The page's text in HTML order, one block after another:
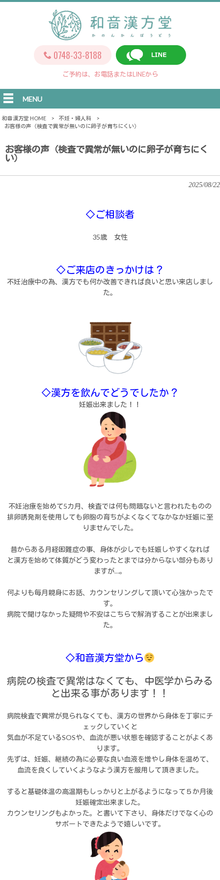
0748-33-8188
ご予約は、お電話またはLINEから
MENU
和音漢方堂 HOME > 不妊・婦人科
>
お客様の声（検査で異常が無いのに卵子が育ちにくい）
お客様の声（検査で異常が無いのに卵子が育ちにく
い）
2025/08/22
◇ご相談者
35歳 女性
◇ご来店のきっかけは？
不妊治療中の為、漢方でも何か改善できれば良いと思い来店しまし
た。
◇漢方を飲んでどうでしたか？
妊娠出来ました！！
不妊治療を始めて5カ月、検査では何も問題ないと言われたものの
排卵誘発剤を使用しても卵胞の育ちがよくなくてなかなか妊娠に至
りませんでした。
昔からある月経困難症の事、身体が少しでも妊娠しやすくなれば
と漢方を始めて体質がどう変わったとまでは分からない部分もあり
ますが…。
何よりも毎月親身にお話、カウンセリングして頂いて心強かったで
す。
病院で聞けなかった疑問や不安はこちらで解消することが出来まし
た。
◇和音漢方堂から
病院の検査で異常はなくても、中医学からみる
と出来る事があります！！
病院検査で異常が見られなくても、漢方の世界から身体を丁寧にチ
ェックしていくと
気血が不足ているSOSや、血流が悪い状態を確認することがよくあ
ります。
先ずは、妊娠、継続の為に必要な良い血液を増やし身体を温めて、
血流を良くしていくようなよう漢方を服用して頂きました。
すると基礎体温の高温期もしっかりと上がるようになって５か月後
妊娠確定出来ました。
カウンセリングもよかった。と書いて下さり、身体だけでなく心の
サポートできたようで嬉しいです。